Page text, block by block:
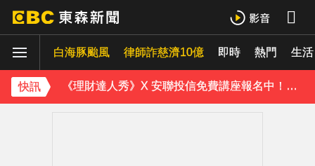
白海豚颱風 律師詐慈濟10億 即時 熱門 生活
快訊
下載東森App，隨時掌握天下大小事！
《理財達人秀》X 安聯投信免費講座報名中！搶先卡位 2027